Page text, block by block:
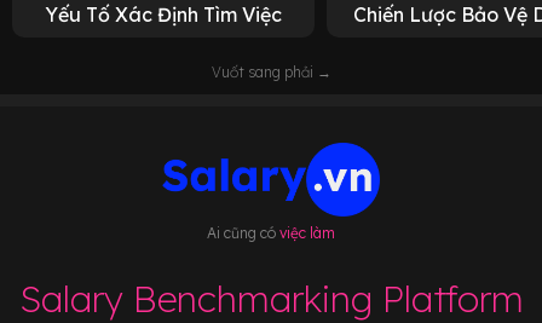
Yếu Tố Xác Định Tìm Việc Chiến Lược Bảo Vệ
Vuốt sang phải →
Ai cũng có việc làm
Salary Benchmarking Platform